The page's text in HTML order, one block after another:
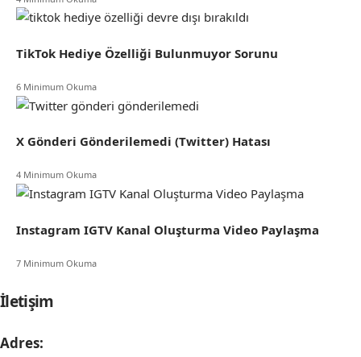
TikTok Hediye Özelliği Bulunmuyor Sorunu
6 Minimum Okuma
X Gönderi Gönderilemedi (Twitter) Hatası
4 Minimum Okuma
Instagram IGTV Kanal Oluşturma Video Paylaşma
7 Minimum Okuma
İletişim
Adres: